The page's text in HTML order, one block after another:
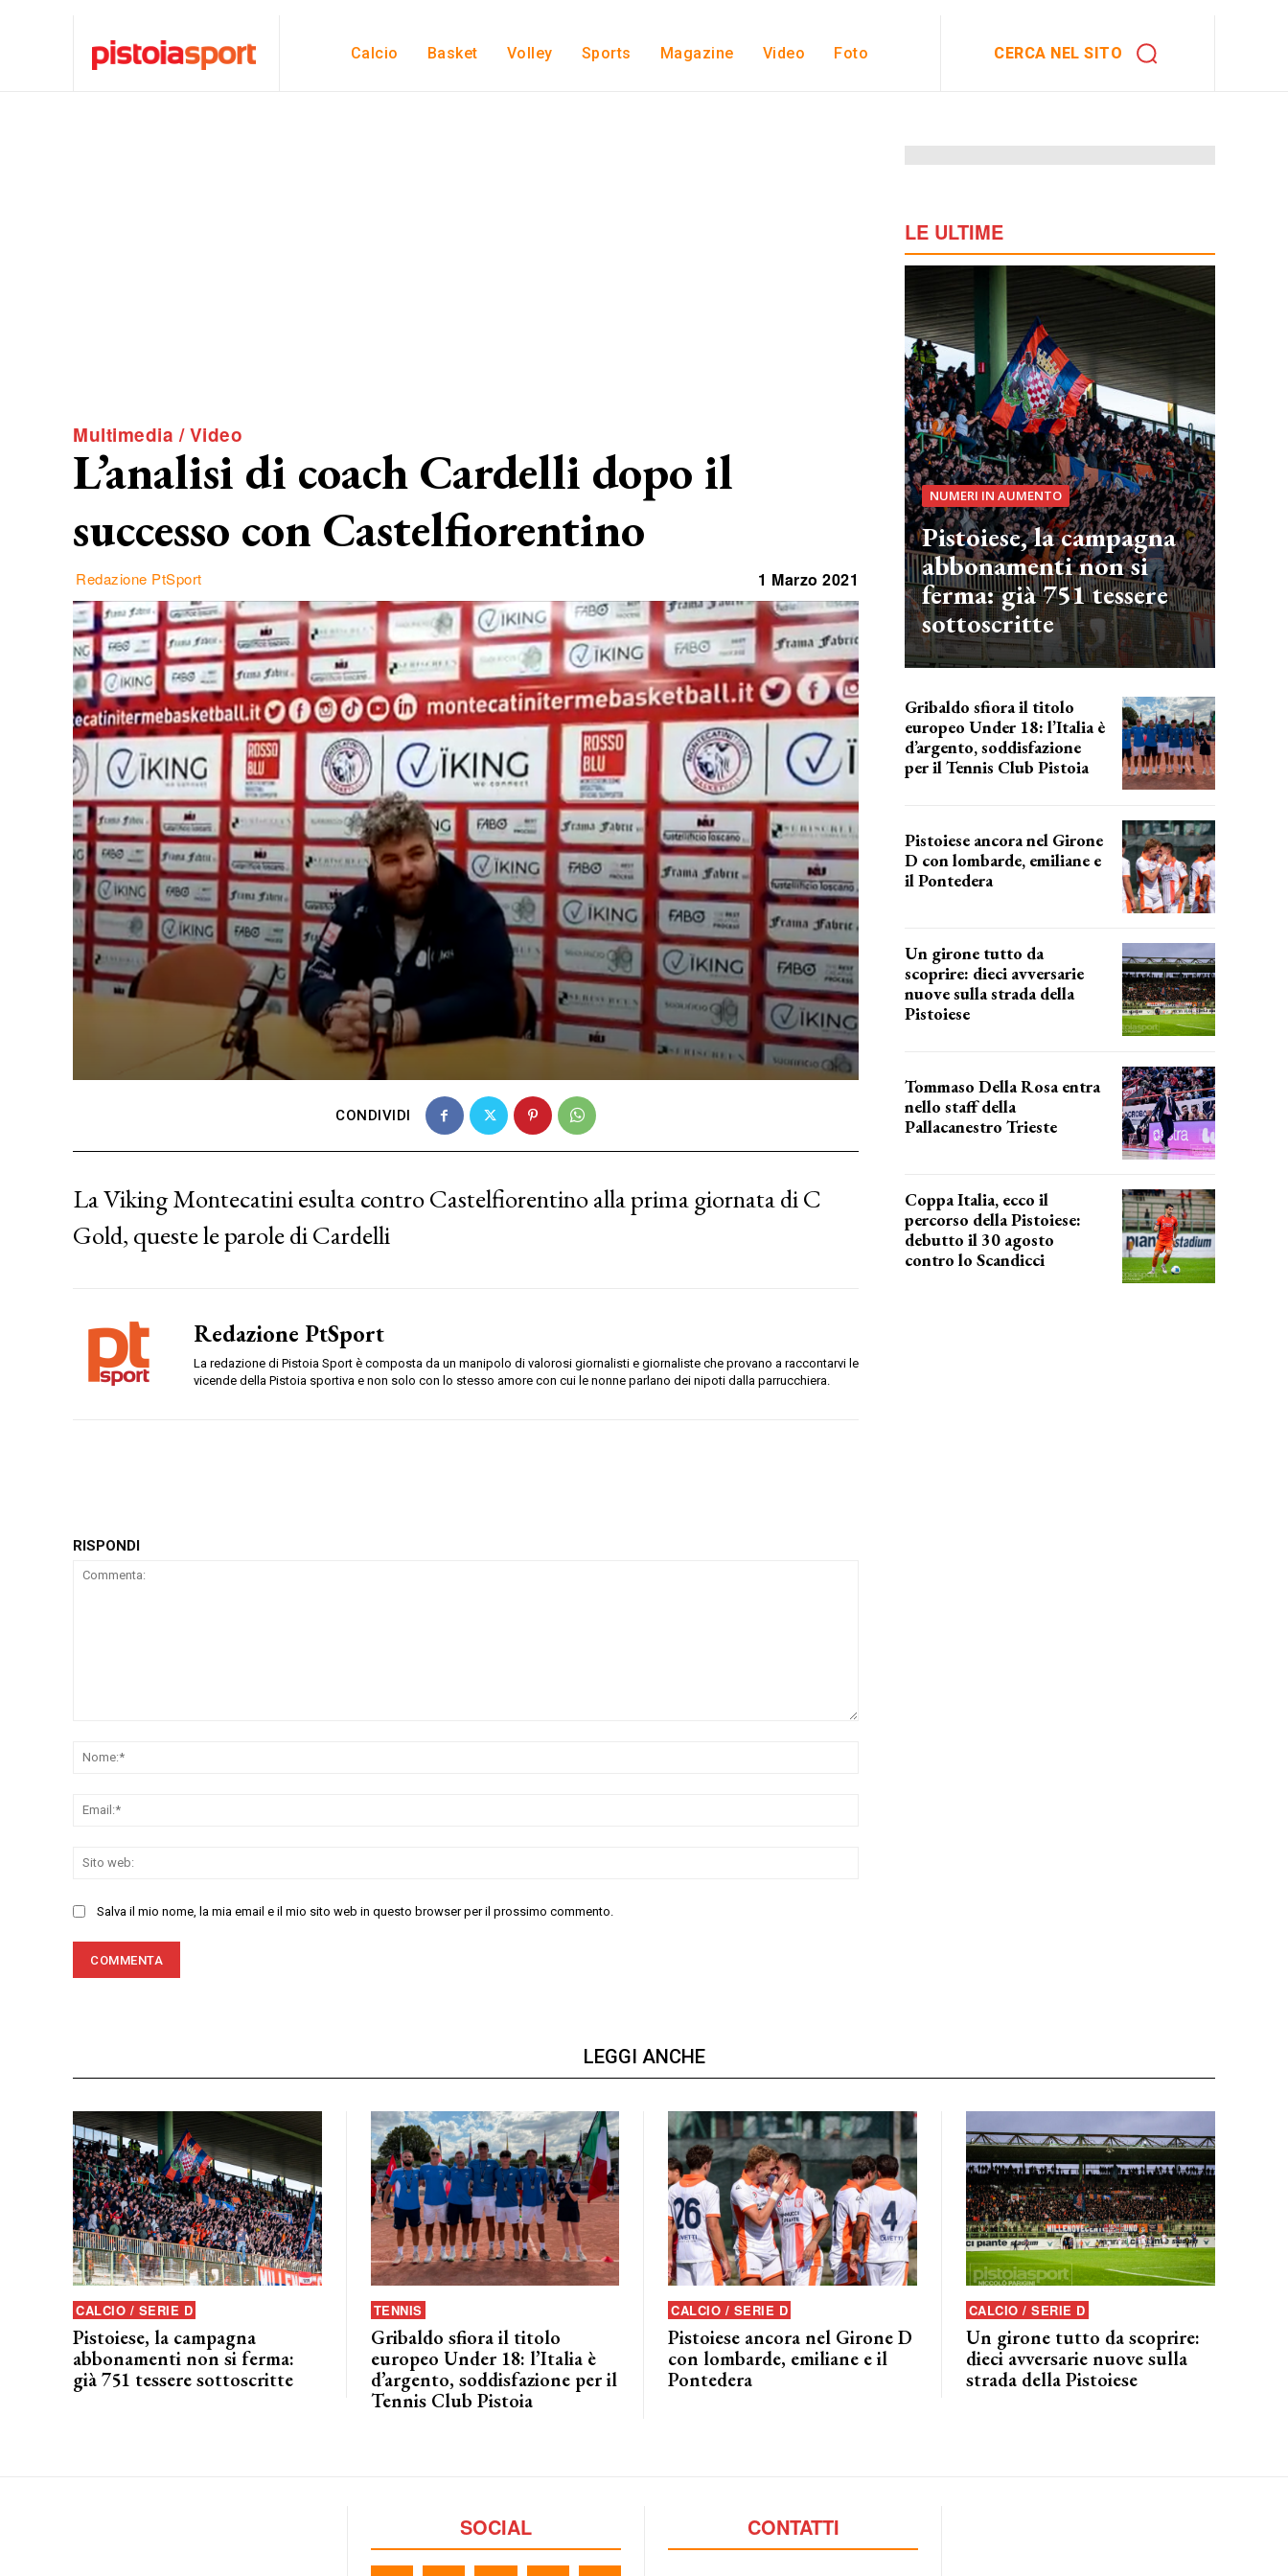
Calcio Basket Volley Sports Magazine Video Foto CERCA NEL SITO
Multimedia / Video
L’analisi di coach Cardelli dopo il
successo con Castelfiorentino
Redazione PtSport 1 Marzo 2021
CONDIVIDI
La Viking Montecatini esulta contro Castelfiorentino alla prima giornata di C
Gold, queste le parole di Cardelli
Redazione PtSport
La redazione di Pistoia Sport è composta da un manipolo di valorosi giornalisti e giornaliste che provano a raccontarvi le
vicende della Pistoia sportiva e non solo con lo stesso amore con cui le nonne parlano dei nipoti dalla parrucchiera.
RISPONDI
Salva il mio nome, la mia email e il mio sito web in questo browser per il prossimo commento.
LE ULTIME
NUMERI IN AUMENTO
Pistoiese, la campagna
abbonamenti non si
ferma: già 751 tessere
sottoscritte
Gribaldo sfiora il titolo
europeo Under 18: l’Italia è
d’argento, soddisfazione
per il Tennis Club Pistoia
Pistoiese ancora nel Girone
D con lombarde, emiliane e
il Pontedera
Un girone tutto da
scoprire: dieci avversarie
nuove sulla strada della
Pistoiese
Tommaso Della Rosa entra
nello staff della
Pallacanestro Trieste
Coppa Italia, ecco il
percorso della Pistoiese:
debutto il 30 agosto
contro lo Scandicci
LEGGI ANCHE
CALCIO / SERIE D
Pistoiese, la campagna
abbonamenti non si ferma:
già 751 tessere sottoscritte
TENNIS
Gribaldo sfiora il titolo
europeo Under 18: l’Italia è
d’argento, soddisfazione per il
Tennis Club Pistoia
CALCIO / SERIE D
Pistoiese ancora nel Girone D
con lombarde, emiliane e il
Pontedera
CALCIO / SERIE D
Un girone tutto da scoprire:
dieci avversarie nuove sulla
strada della Pistoiese
SOCIAL CONTATTI